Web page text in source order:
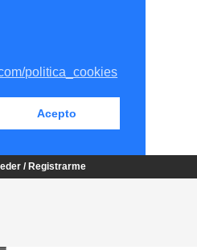
politica_cookies
Acepto
/ Registrarme